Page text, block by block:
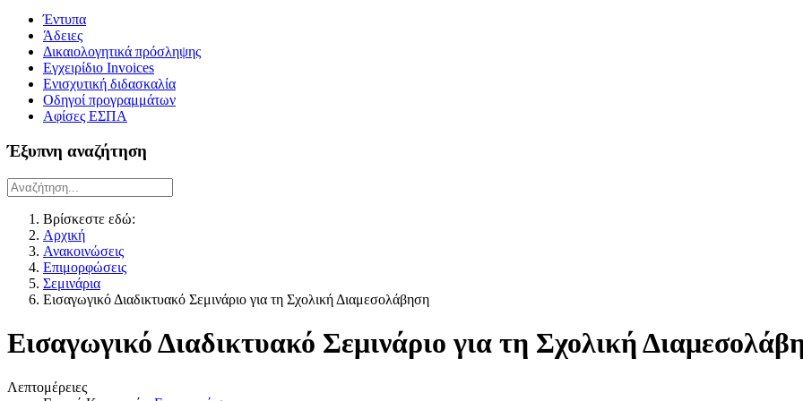
Έντυπα
Άδειες
Δικαιολογητικά πρόσληψης
Εγχειρίδιο Invoices
Ενισχυτική διδασκαλία
Οδηγοί προγραμμάτων
Αφίσες ΕΣΠΑ
Έξυπνη αναζήτηση
Βρίσκεστε εδώ:
Αρχική
Ανακοινώσεις
Επιμορφώσεις
Σεμινάρια
Εισαγωγικό Διαδικτυακό Σεμινάριο για τη Σχολική Διαμεσολάβηση
Εισαγωγικό Διαδικτυακό Σεμινάριο για τη Σχολική
Λεπτομέρειες